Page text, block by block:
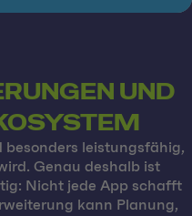
UND
besonders leistungsfähig,
Genau deshalb ist
Nicht jede App schafft
kann Planung,